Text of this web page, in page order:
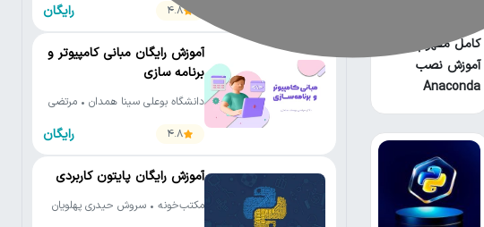
کامل مفهوم و
آموزش نصب
Anaconda
4.8
رایگان
آموزش رایگان مبانی کامپیوتر و
برنامه سازی
دانشگاه بوعلی سینا همدان • مرتضی
4.8
رایگان
آموزش رایگان پایتون کاربردی
مکتب‌خونه • سروش حیدری پهلویان